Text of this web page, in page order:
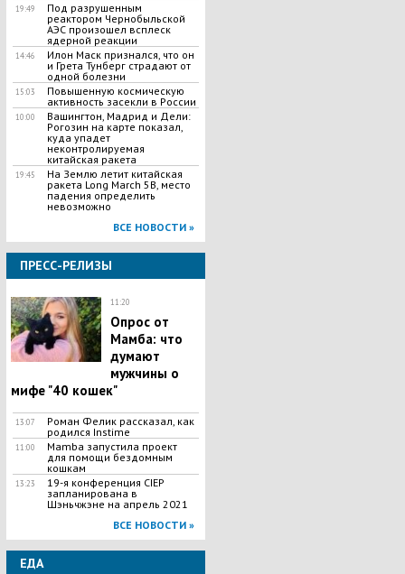
19:49
Под разрушенным
реактором Чернобыльской
АЭС произошел всплеск
ядерной реакции
14:46
Илон Маск признался, что он
и Грета Тунберг страдают от
одной болезни
15:03
Повышенную космическую
активность засекли в России
10:00
Вашингтон, Мадрид и Дели:
Рогозин на карте показал,
куда упадет
неконтролируемая
китайская ракета
19:45
На Землю летит китайская
ракета Long March 5B, место
падения определить
невозможно
ВСЕ НОВОСТИ »
ПРЕСС-РЕЛИЗЫ
11:20
Опрос от
Мамба: что
думают
мужчины о
мифе "40 кошек"
13:07
Роман Фелик рассказал, как
родился Instime
11:00
Mamba запустила проект
для помощи бездомным
кошкам
13:23
19-я конференция CIEP
запланирована в
Шэньчжэне на апрель 2021
ВСЕ НОВОСТИ »
ЕДА